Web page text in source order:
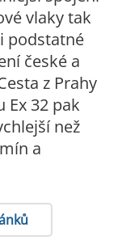
vlaky tak
podstatné
české a
z Prahy
Ex 32 pak
než
a